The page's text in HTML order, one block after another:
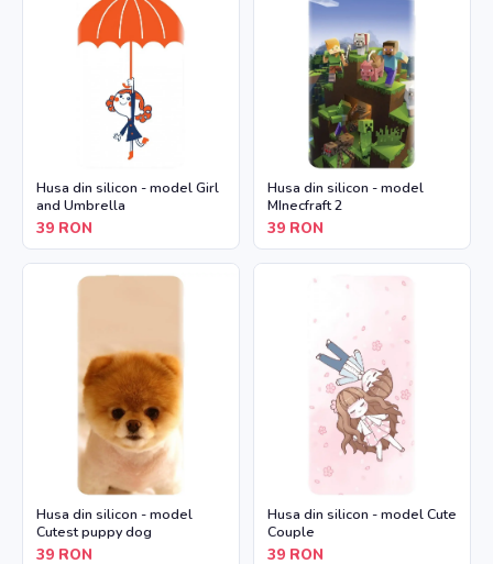
Husa din silicon - model Girl
and Umbrella
39 RON
Husa din silicon - model
MInecfraft 2
39 RON
Husa din silicon - model
Cutest puppy dog
39 RON
Husa din silicon - model Cute
Couple
39 RON